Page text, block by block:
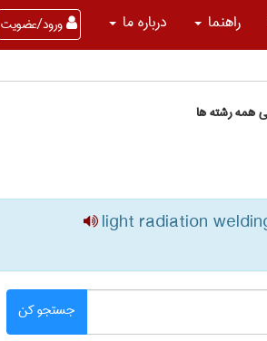
راهنما درباره ما ورود/عضویت
همه رشته ها
light radiation
جستجو کن